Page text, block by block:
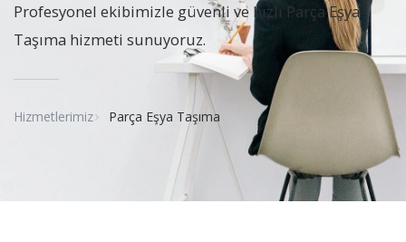
Profesyonel ekibimizle güvenli ve hızlı Parça Eşya
Taşıma hizmeti sunuyoruz.
Hizmetlerimiz Parça Eşya Taşıma